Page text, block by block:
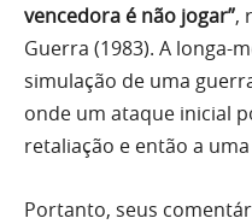
vencedora é não jogar”,
Guerra (1983). A longa-
simulação de uma
onde um ataque inicial
retaliação e então a
Portanto, seus